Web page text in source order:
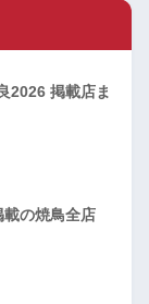
2026 掲載店ま
載の焼鳥全店